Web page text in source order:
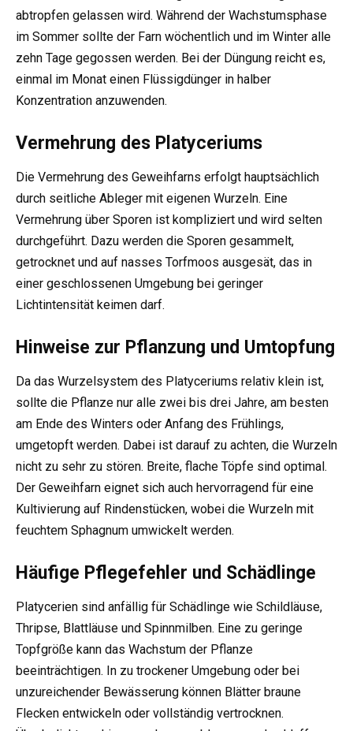
abtropfen gelassen wird. Während der Wachstumsphase
im Sommer sollte der Farn wöchentlich und im Winter alle
zehn Tage gegossen werden. Bei der Düngung reicht es,
einmal im Monat einen Flüssigdünger in halber
Konzentration anzuwenden.
Vermehrung des Platyceriums
Die Vermehrung des Geweihfarns erfolgt hauptsächlich
durch seitliche Ableger mit eigenen Wurzeln. Eine
Vermehrung über Sporen ist kompliziert und wird selten
durchgeführt. Dazu werden die Sporen gesammelt,
getrocknet und auf nasses Torfmoos ausgesät, das in
einer geschlossenen Umgebung bei geringer
Lichtintensität keimen darf.
Hinweise zur Pflanzung und Umtopfung
Da das Wurzelsystem des Platyceriums relativ klein ist,
sollte die Pflanze nur alle zwei bis drei Jahre, am besten
am Ende des Winters oder Anfang des Frühlings,
umgetopft werden. Dabei ist darauf zu achten, die Wurzeln
nicht zu sehr zu stören. Breite, flache Töpfe sind optimal.
Der Geweihfarn eignet sich auch hervorragend für eine
Kultivierung auf Rindenstücken, wobei die Wurzeln mit
feuchtem Sphagnum umwickelt werden.
Häufige Pflegefehler und Schädlinge
Platycerien sind anfällig für Schädlinge wie Schildläuse,
Thripse, Blattläuse und Spinnmilben. Eine zu geringe
Topfgröße kann das Wachstum der Pflanze
beeinträchtigen. In zu trockener Umgebung oder bei
unzureichender Bewässerung können Blätter braune
Flecken entwickeln oder vollständig vertrocknen.